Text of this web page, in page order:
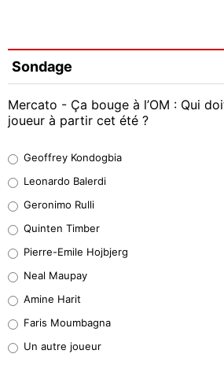
Sondage
Mercato - Ça bouge à l’OM : Qui
joueur à partir cet été ?
38%
32%
5%
1%
9%
Geoffrey Kondogbia
Leonardo Balerdi
Geronimo Rulli
Quinten Timber
Pierre-Emile Hojbjerg
Neal Maupay
Amine Harit
Faris Moumbagna
Un autre joueur